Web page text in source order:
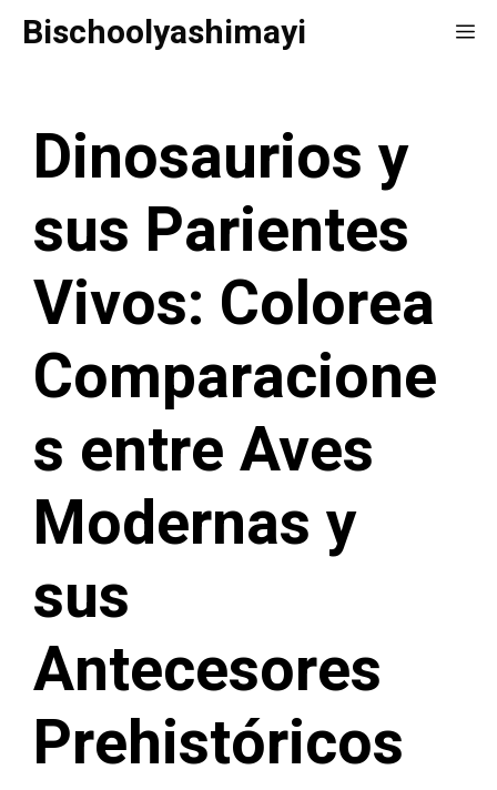
SaltarBischoolyashimayi
Dinosaurios y
sus Parientes
Vivos: Colorea
Comparacione
s entre Aves
Modernas y
sus
Antecesores
Prehistóricos